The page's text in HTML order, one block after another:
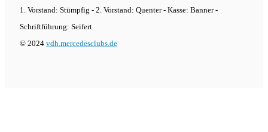
1. Vorstand: Stümpfig - 2. Vorstand: Quenter - Kasse: Banner -
Schriftführung: Seifert
© 2024 vdh.mercedesclubs.de